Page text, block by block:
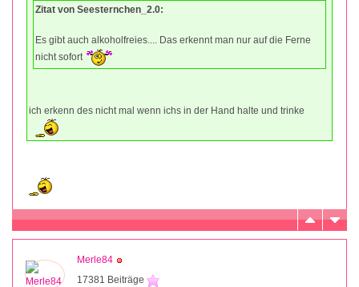
Zitat von Seesternchen_2.0:
Es gibt auch alkoholfreies.... Das erkennt man nur auf die Ferne
nicht sofort
ich erkenn des nicht mal wenn ichs in der Hand halte und trinke
Merle84
17381 Beiträge